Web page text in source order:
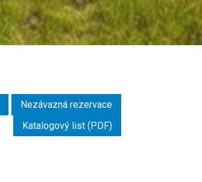
Nezávazná rezervace
Katalogový list (PDF)